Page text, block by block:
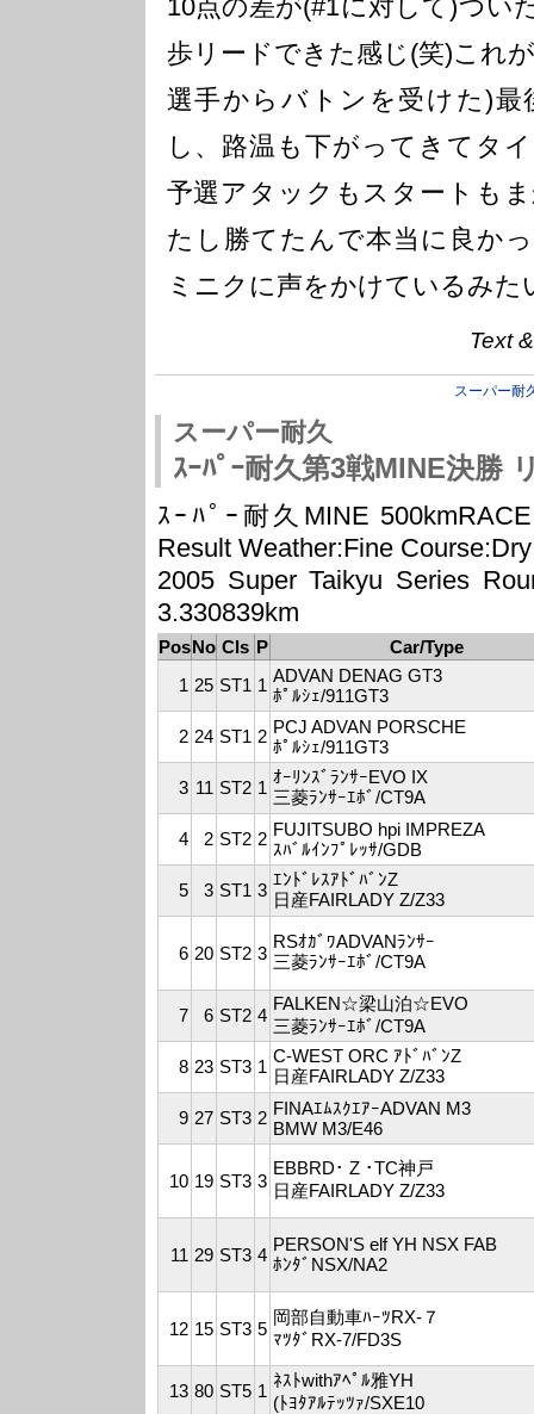
10点の差が(#1に対して)つい
歩リードできた感じ(笑)これ
選手からバトンを受けた)
し、路温も下がってきてタ
予選アタックもスタートも
たし勝てたんで本当に良か
ミニクに声をかけているみた
Text
スーパー耐
スーパー耐久
ｽｰﾊﾟｰ耐久第3戦MINE決勝
ｽｰﾊﾟｰ耐久MINE
Result Weather:Fine Course:Dry
2005 Super Taikyu Series
3.330839km
PosNo Cls P
Car/Type
1 25 ST1 1 ADVAN DENAG GT3
ﾎﾟﾙｼｪ/911GT3
2 24 ST1 2 PCJ ADVAN PORSCHE
ﾎﾟﾙｼｪ/911GT3
3 11 ST2 1
ｵｰﾘﾝｽﾞﾗﾝｻｰEVO IX
三菱ﾗﾝｻｰｴﾎﾞ/CT9A
4 2 ST2 2 FUJITSUBO hpi IMPREZA
ｽﾊﾞﾙｲﾝﾌﾟﾚｯｻ/GDB
5
3 ST1 3
ｴﾝﾄﾞﾚｽｱﾄﾞﾊﾞﾝZ
日産FAIRLADY Z/Z33
6 20 ST2 3
RSｵｶﾞﾜADVANﾗﾝｻｰ
三菱ﾗﾝｻｰｴﾎﾞ/CT9A
7 6 ST2 4
FALKEN☆梁山泊☆EVO
三菱ﾗﾝｻｰｴﾎﾞ/CT9A
8 23 ST3 1
C-WEST ORC ｱﾄﾞﾊﾞﾝZ
日産FAIRLADY Z/Z33
9 27 ST3 2 FINAｴﾑｽｸｴｱｰADVAN M3
BMW M3/E46
10 19 ST3 3
EBBRD･ Z ･TC神戸
日産FAIRLADY Z/Z33
11 29 ST3 4
PERSON'S elf YH NSX FAB
ﾎﾝﾀﾞNSX/NA2
12 15 ST3 5
岡部自動車ﾊｰﾂRX-７
ﾏﾂﾀﾞRX-7/FD3S
13 80 ST5 1
ﾈｽﾄwithｱﾍﾟﾙ雅YH
(ﾄﾖﾀｱﾙﾃｯﾂｧ/SXE10